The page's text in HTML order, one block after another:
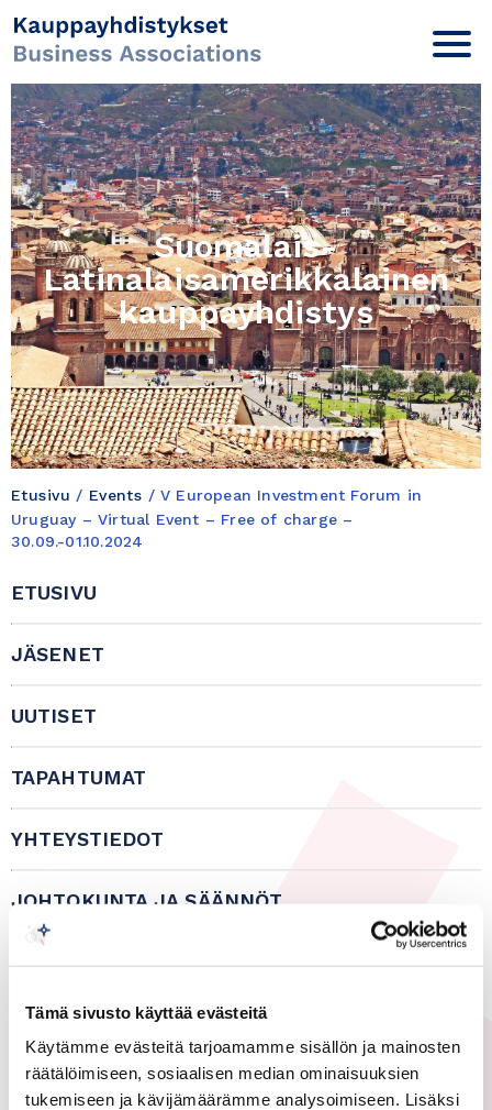
Tämä sivusto käyttää evästeitä
Käytämme evästeitä tarjoamamme sisällön ja mainosten
räätälöimiseen, sosiaalisen median ominaisuuksien
tukemiseen ja kävijämäärämme analysoimiseen. Lisäksi
Suomalais-
Latinalaisamerikkalainen
kauppayhdistys
Etusivu / Events / V European Investment Forum in
Uruguay – Virtual Event – Free of charge –
30.09.-01.10.2024
ETUSIVU
JÄSENET
UUTISET
TAPAHTUMAT
YHTEYSTIEDOT
JOHTOKUNTA JA SÄÄNNÖT
IN ENGLISH
Suomalais-Latinalaisamerikkalainen
kauppayhdistys